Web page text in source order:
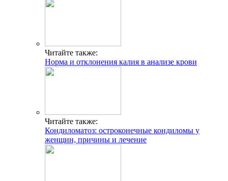
Читайте также:
Норма и отклонения калия в анализе крови
Читайте также:
Кондиломатоз: остроконечные кондиломы у
женщин, причины и лечение